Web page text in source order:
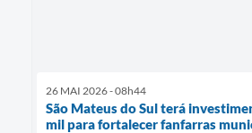
26 MAI 2026 - 08h44
São Mateus do Sul terá
mil para fortalecer fanfarras